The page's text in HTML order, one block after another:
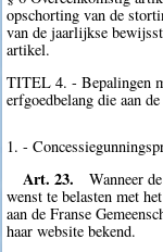
opschorting van de
van de jaarlijkse
artikel.
TITEL 4. - Bepalingen
erfgoedbelang die aan
1. -
Art. 23.
Wanneer
wenst te belasten met
aan de Franse
haar website bekend.